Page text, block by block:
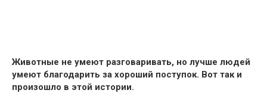
Животные не умеют разговаривать, но лучше людей
умеют благодарить за хороший поступок. Вот так и
произошло в этой истории.